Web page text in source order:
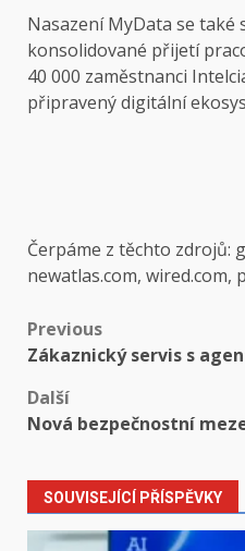
Nasazení MyData se také
konsolidované přijetí
40 000 zaměstnanci
připravený digitální
Čerpáme z těchto zdrojů:
newatlas.com, wired.com,
Post
navigation
Previous
Zákaznický servis s
Další
Nová bezpečnostní
SOUVISEJÍCÍ PŘÍSPĚVKY